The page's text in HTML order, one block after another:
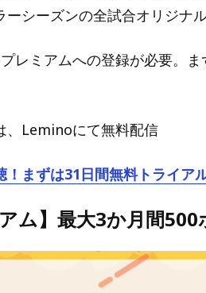
シーズンの全試合オリジナ
レミアムへの登録が必要。
、Leminoにて無料配信
まずは31日間無料トライア
ム】最大3か月間500